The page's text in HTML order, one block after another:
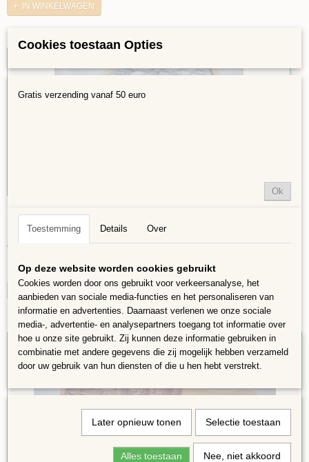
IN WINKELWAGEN
Het mozaïekpakket bestaat uit: Bamboe serveerplank (ca.…
€ 19,95
Op voorraad
Cookies toestaan Opties
Gratis verzending vanaf 50 euro
Ok
Toestemming Details Over
Op deze website worden cookies gebruikt
Cookies worden door ons gebruikt voor verkeersanalyse, het
aanbieden van sociale media-functies en het personaliseren van
informatie en advertenties. Daarnaast verlenen we onze sociale
media-, advertentie- en analysepartners toegang tot informatie over
hoe u onze site gebruikt. Zij kunnen deze informatie gebruiken in
combinatie met andere gegevens die zij mogelijk hebben verzameld
door uw gebruik van hun diensten of die u hen hebt verstrekt.
Later opnieuw tonen Selectie toestaan
Alles toestaan Nee, niet akkoord